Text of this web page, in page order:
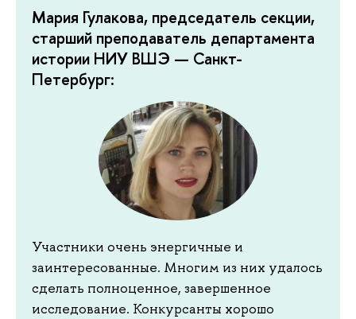
Мария Гулакова, председатель секции,
старший преподаватель департамента
истории НИУ ВШЭ — Санкт-
Петербург:
Участники очень энергичные и
заинтересованные. Многим из них удалось
сделать полноценное, завершенное
исследование. Конкурсанты хорошо